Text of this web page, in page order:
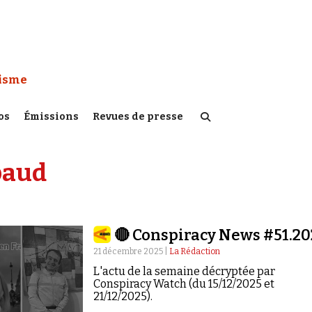
:
Émissions Revues de presse
🔴 Conspiracy News
21 décembre 2025 | La Rédaction
L'actu de la semaine décryptée par
Conspiracy Watch (du 15/12/2025 et
21/12/2025).